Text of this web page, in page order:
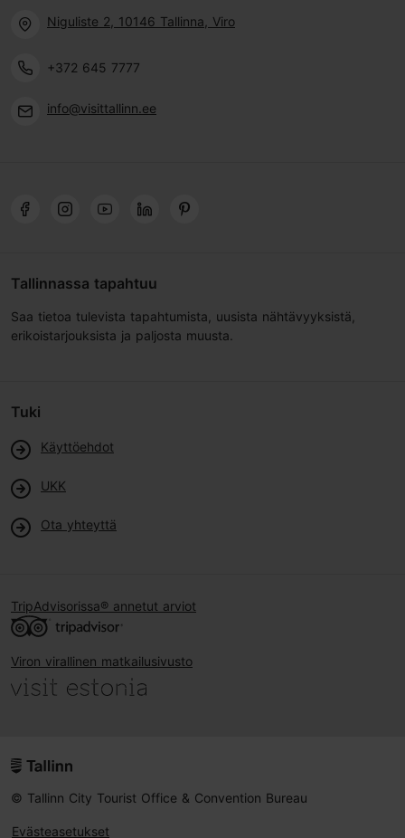
Niguliste 2, 10146 Tallinna, Viro
+372 645 7777
info@visittallinn.ee
Tallinnassa tapahtuu
Saa tietoa tulevista tapahtumista, uusista nähtävyyksistä,
erikoistarjouksista ja paljosta muusta.
Tuki
Käyttöehdot
UKK
Ota yhteyttä
TripAdvisorissa® annetut arviot
Viron virallinen matkailusivusto
© Tallinn City Tourist Office & Convention Bureau
Evästeasetukset